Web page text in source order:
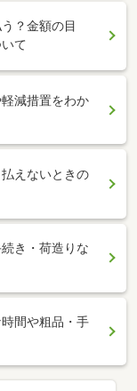
？金額の目
て
減措置をわか
えないときの
き・荷造りな
間や粗品・手